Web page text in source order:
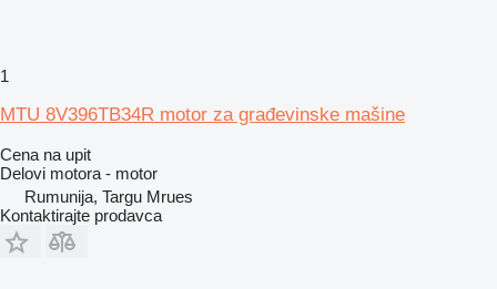
1
MTU 8V396TB34R motor za građevinske mašine
Cena na upit
Delovi motora - motor
Rumunija, Targu Mrues
Kontaktirajte prodavca